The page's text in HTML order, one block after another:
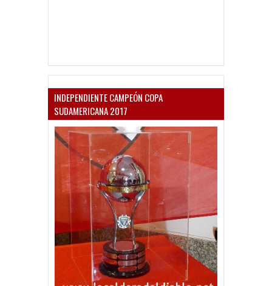
INDEPENDIENTE CAMPEÓN COPA
SUDAMERICANA 2017